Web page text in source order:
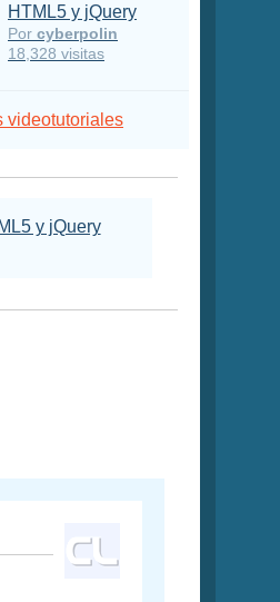
HTML5 y jQuery
Por cyberpolin
18,328 visitas
videotutoriales
y jQuery